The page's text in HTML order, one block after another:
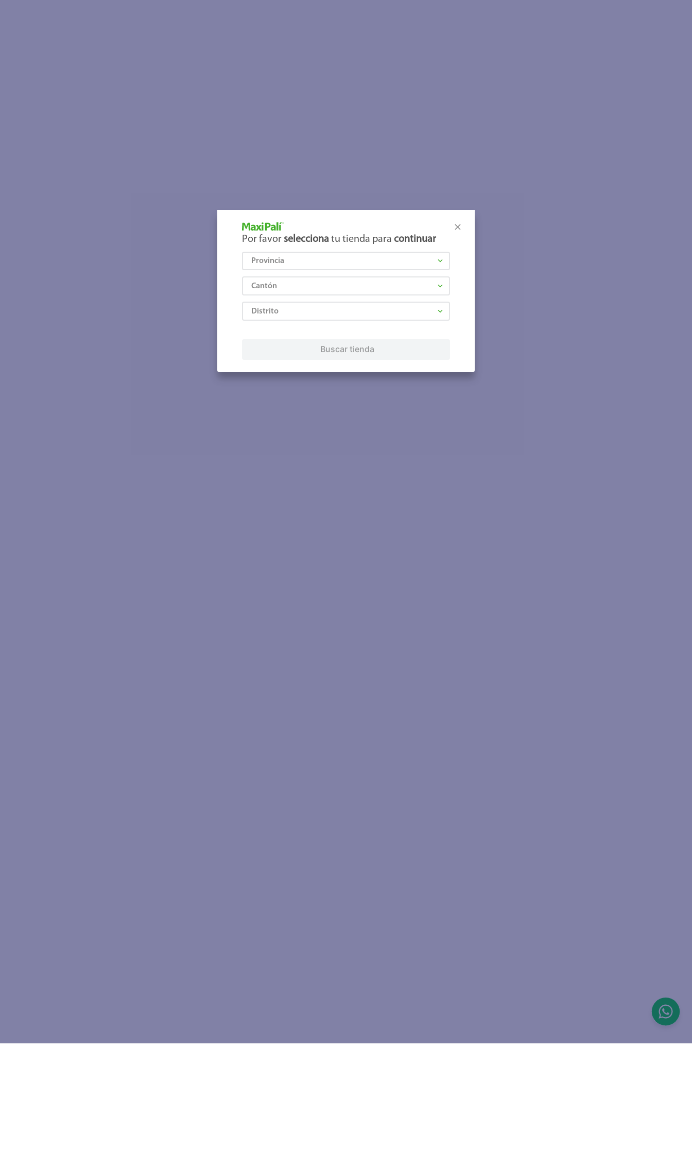
Por favor selecciona tu tienda para continuar
Provincia
Cantón
Distrito
Buscar tienda